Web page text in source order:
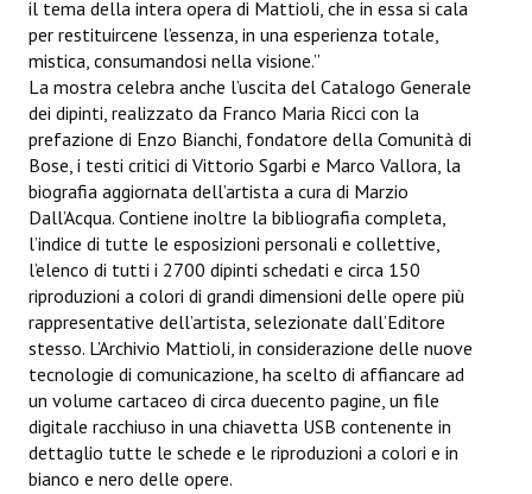
il tema della intera opera di Mattioli, che in essa si cala
per restituircene l’essenza, in una esperienza totale,
mistica, consumandosi nella visione.”
La mostra celebra anche l’uscita del Catalogo Generale
dei dipinti, realizzato da Franco Maria Ricci con la
prefazione di Enzo Bianchi, fondatore della Comunità di
Bose, i testi critici di Vittorio Sgarbi e Marco Vallora, la
biografia aggiornata dell’artista a cura di Marzio
Dall’Acqua. Contiene inoltre la bibliografia completa,
l’indice di tutte le esposizioni personali e collettive,
l’elenco di tutti i 2700 dipinti schedati e circa 150
riproduzioni a colori di grandi dimensioni delle opere più
rappresentative dell’artista, selezionate dall’Editore
stesso. L’Archivio Mattioli, in considerazione delle nuove
tecnologie di comunicazione, ha scelto di affiancare ad
un volume cartaceo di circa duecento pagine, un file
digitale racchiuso in una chiavetta USB contenente in
dettaglio tutte le schede e le riproduzioni a colori e in
bianco e nero delle opere.